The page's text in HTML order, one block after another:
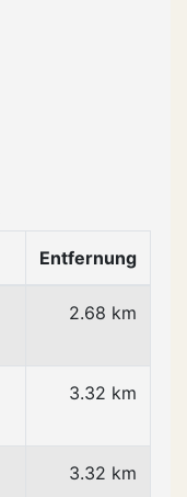
Entfernung
2.68 km
3.32 km
3.32 km